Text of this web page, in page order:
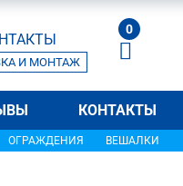
И МОНТАЖ
0
КОНТАКТЫ
ОГРАЖДЕНИЯ ВЕШАЛКИ